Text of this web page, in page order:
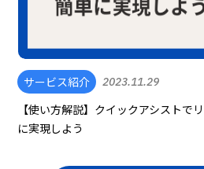
サービス紹介 2023.11.29
【使い方解説】クイックアシストで
に実現しよう